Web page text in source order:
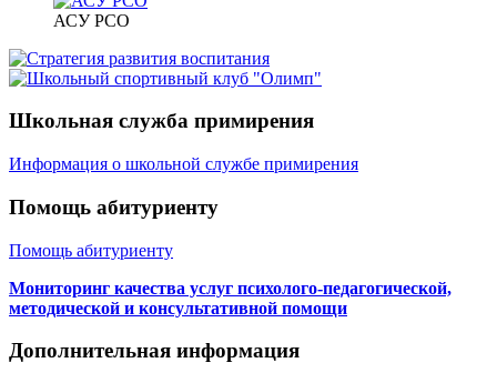
АСУ РСО
Школьная служба примирения
Информация о школьной службе примирения
Помощь абитуриенту
Помощь абитуриенту
Мониторинг качества услуг психолого-педагогической,
методической и консультативной помощи
Дополнительная информация